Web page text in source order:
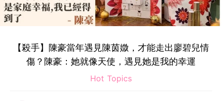
【殺手】陳豪當年遇見陳茵媺，才能走出廖碧兒情
傷？陳豪：她就像天使，遇見她是我的幸運
Hot Topics